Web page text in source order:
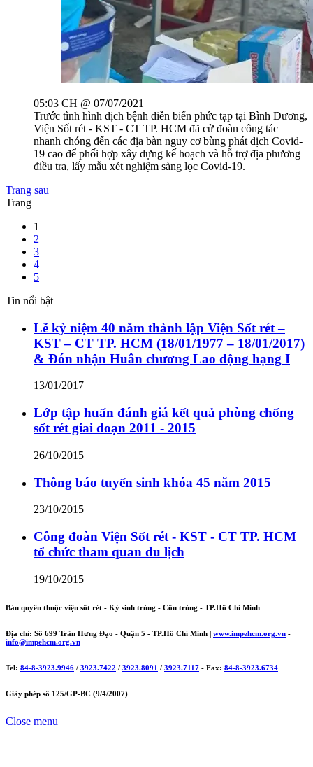
05:03 CH @ 07/07/2021
Trước tình hình dịch bệnh diễn biến phức tạp tại Bình Dương,
Viện Sốt rét - KST - CT TP. HCM đã cử đoàn công tác
nhanh chóng đến các địa bàn nguy cơ bùng phát dịch Covid-
19 cao để phối hợp xây dựng kế hoạch và hỗ trợ địa phương
điều tra, lấy mẫu xét nghiệm sàng lọc Covid-19.
Trang sau
Trang
1
2
3
4
5
Tin nổi bật
Lễ kỷ niệm 40 năm thành lập Viện Sốt rét –
KST – CT TP. HCM (18/01/1977 – 18/01/2017)
& Đón nhận Huân chương Lao động hạng I
13/01/2017
Lớp tập huấn đánh giá kết quả phòng chống
sốt rét giai đoạn 2011 - 2015
26/10/2015
Thông báo tuyển sinh khóa 45 năm 2015
23/10/2015
Công đoàn Viện Sốt rét - KST - CT TP. HCM
tổ chức tham quan du lịch
19/10/2015
Bản quyền thuộc viện sốt rét - Ký sinh trùng - Côn trùng - TP.Hồ Chí Minh
Địa chỉ: Số 699 Trần Hưng Đạo - Quận 5 - TP.Hồ Chí Minh | www.impehcm.org.vn -
info@impehcm.org.vn
Tel: 84-8-3923.9946 / 3923.7422 / 3923.8091 / 3923.7117 - Fax: 84-8-3923.6734
Giấy phép số 125/GP-BC (9/4/2007)
Close menu